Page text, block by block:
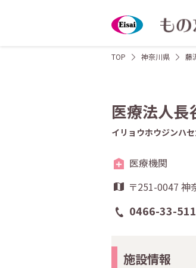
TOP 神奈川県 藤
医療法人
イリョウホウジンハ
医療機関
〒251-0047 神
0466-33-
施設情報